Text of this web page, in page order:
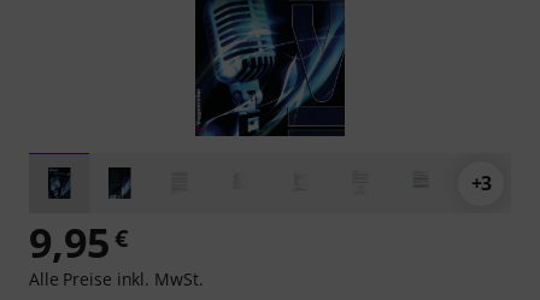
+3
9,95€
Alle Preise inkl. MwSt.